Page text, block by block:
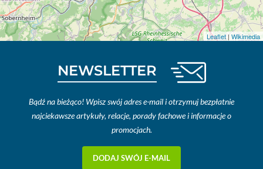
Leaflet | Wikimedia
NEWSLETTER
Bądź na bieżąco! Wpisz swój adres e-mail i otrzymuj bezpłatnie
najciekawsze artykuły, relacje, porady fachowe i informacje o
promocjach.
DODAJ SWÓJ E-MAIL